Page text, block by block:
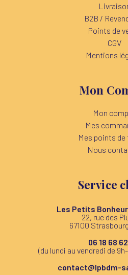
B2B /
Points de
CGV
Mentions
Mon
Mon
Mes
Mes points
Nous
Service
Les Petits
22, rue des
67100
06 18 68
(du lundi au vendredi de
contact@lpbdm-